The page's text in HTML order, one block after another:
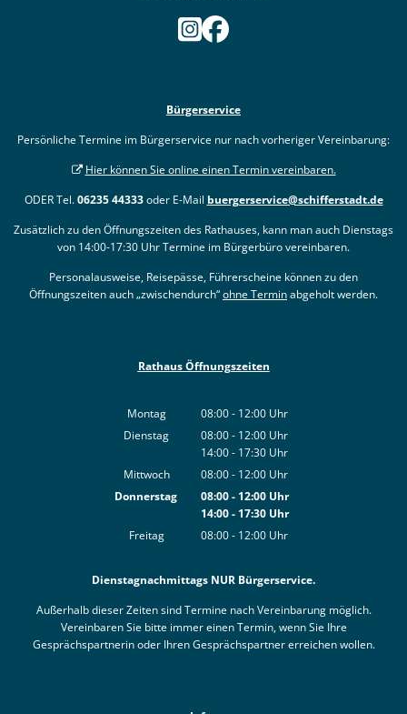
Bürgerservice
Persönliche Termine im Bürgerservice nur nach vorheriger Vereinbarung:
Hier können Sie online einen Termin vereinbaren.
ODER Tel.06235 44333oder E-Mail buergerservice@schifferstadt.de
Zusätzlich zu den Öffnungszeiten des Rathauses, kann man auch Dienstags
von 14:00-17:30 Uhr Termine im Bürgerbüro vereinbaren.
Personalausweise, Reisepässe, Führerscheine können zu den
Öffnungszeiten auch „zwischendurch“ohne Terminabgeholt werden.
Rathaus Öffnungszeiten
Montag 08:00- 12:00 Uhr
Von 08:00 bis 12:00 Uhr
Dienstag 08:00- 12:00 Uhr
Von 08:00 bis 12:00 Uhr
14:00- 17:30 Uhr
Von 14:00 bis 17:30 Uhr
Mittwoch 08:00- 12:00 Uhr
Von 08:00 bis 12:00 Uhr
Donnerstag 08:00- 12:00Uhr
Von 08:00 bis 12:00 Uhr
14:00- 17:30Uhr
Von 14:00 bis 17:30 Uhr
Freitag 08:00- 12:00 Uhr
Dienstagnachmittags NUR Bürgerservice.
Außerhalb dieser Zeiten sind Termine nach Vereinbarung möglich.
Vereinbaren Sie bitte immer einen Termin, wenn Sie Ihre
Gesprächspartnerin oder Ihren Gesprächspartner erreichen wollen.